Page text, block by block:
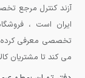
آزند کنترل مرجع
ایران است ،
تخصصی معرفی کرده
می کند تا مشتریان